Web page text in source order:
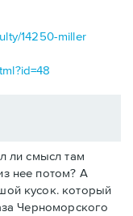
14250-miller
ли смысл там
нее потом? А
кусок. который
Черноморского